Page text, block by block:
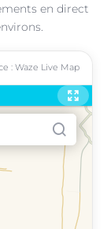
en direct
: Waze Live Map